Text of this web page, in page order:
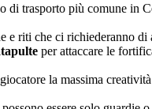
di trasporto più comune in
e riti che ci richiederanno
per attaccare le
la massima